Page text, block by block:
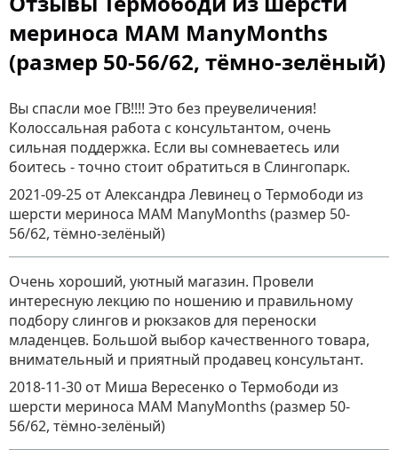
мериноса MAM ManyMonths
(размер 50-56/62, тёмно-зелёный)
Вы спасли мое ГВ!!!! Это без преувеличения!
Колоссальная работа с консультантом, очень
сильная поддержка. Если вы сомневаетесь или
боитесь - точно стоит обратиться в Слингопарк.
2021-09-25 от Александра Левинец о Термободи из
шерсти мериноса MAM ManyMonths (размер 50-
56/62, тёмно-зелёный)
Очень хороший, уютный магазин. Провели
интересную лекцию по ношению и правильному
подбору слингов и рюкзаков для переноски
младенцев. Большой выбор качественного товара,
внимательный и приятный продавец консультант.
2018-11-30 от Миша Вересенко о Термободи из
шерсти мериноса MAM ManyMonths (размер 50-
56/62, тёмно-зелёный)